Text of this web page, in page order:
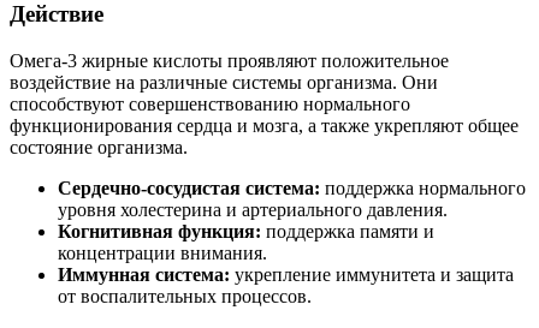
Действие
Омега-3 жирные кислоты проявляют положительное
воздействие на различные системы организма. Они
способствуют совершенствованию нормального
функционирования сердца и мозга, а также укрепляют общее
состояние организма.
Сердечно-сосудистая система: поддержка нормального
уровня холестерина и артериального давления.
Когнитивная функция: поддержка памяти и
концентрации внимания.
Иммунная система: укрепление иммунитета и защита
от воспалительных процессов.